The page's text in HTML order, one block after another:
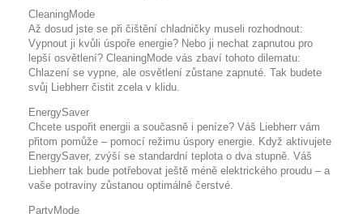
CleaningMode
Až dosud jste se při čištění chladničky museli rozhodnout:
Vypnout ji kvůli úspoře energie? Nebo ji nechat zapnutou pro
lepší osvětlení? CleaningMode vás zbaví tohoto dilematu:
Chlazení se vypne, ale osvětlení zůstane zapnuté. Tak budete
svůj Liebherr čistit zcela v klidu.
EnergySaver
Chcete uspořit energii a současně i peníze? Váš Liebherr vám
přitom pomůže – pomocí režimu úspory energie. Když aktivujete
EnergySaver, zvýší se standardní teplota o dva stupně. Váš
Liebherr tak bude potřebovat ještě méně elektrického proudu – a
vaše potraviny zůstanou optimálně čerstvé.
PartyMode